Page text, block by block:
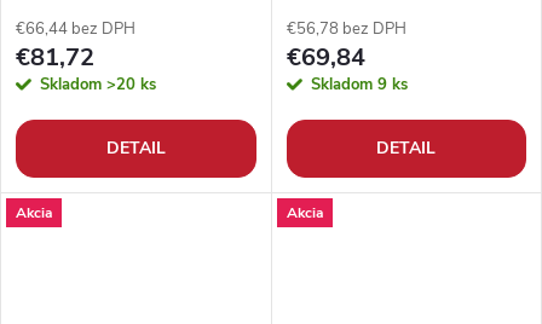
€66,44 bez DPH
€81,72
Skladom >20 ks
DETAIL
€56,78 bez DPH
€69,84
Skladom 9 ks
DETAIL
Akcia Akcia